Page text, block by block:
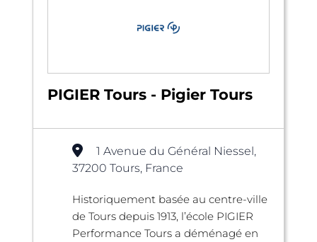
PIGIER Tours - Pigier Tours
1 Avenue du Général Niessel,
37200 Tours, France
Historiquement basée au centre-ville
de Tours depuis 1913, l’école PIGIER
Performance Tours a déménagé en